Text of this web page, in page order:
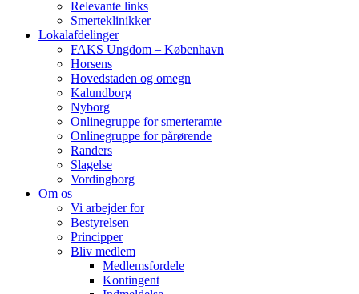
Relevante links
Smerteklinikker
Lokalafdelinger
FAKS Ungdom – København
Horsens
Hovedstaden og omegn
Kalundborg
Nyborg
Onlinegruppe for smerteramte
Onlinegruppe for pårørende
Randers
Slagelse
Vordingborg
Om os
Vi arbejder for
Bestyrelsen
Principper
Bliv medlem
Medlemsfordele
Kontingent